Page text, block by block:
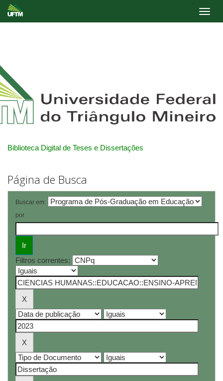
Biblioteca Digital de Teses e Dissertações
Página de Busca
Buscar em:
por
Filtros correntes: